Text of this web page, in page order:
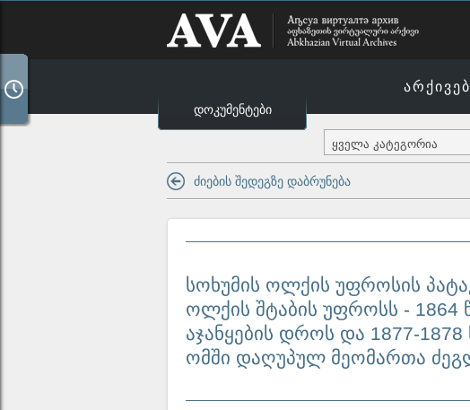
დოკუმენტები
ყველა კატეგორია
ძიების შედეგზე დაბრუნება
სოხუმის ოლქის უფროსის
ოლქის შტაბის უფროსს - 1864
აჯანყების დროს და 1877-
ომში დაღუპულ მეომართა